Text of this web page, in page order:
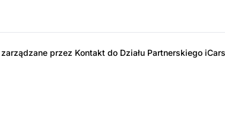
zarządzane przez Kontakt do Działu Partnerskiego